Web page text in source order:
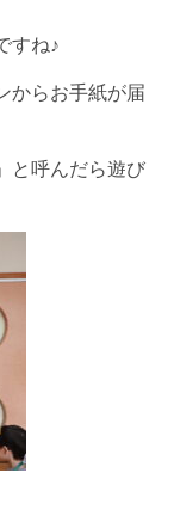
すね♪
からお手紙が届
と呼んだら遊び